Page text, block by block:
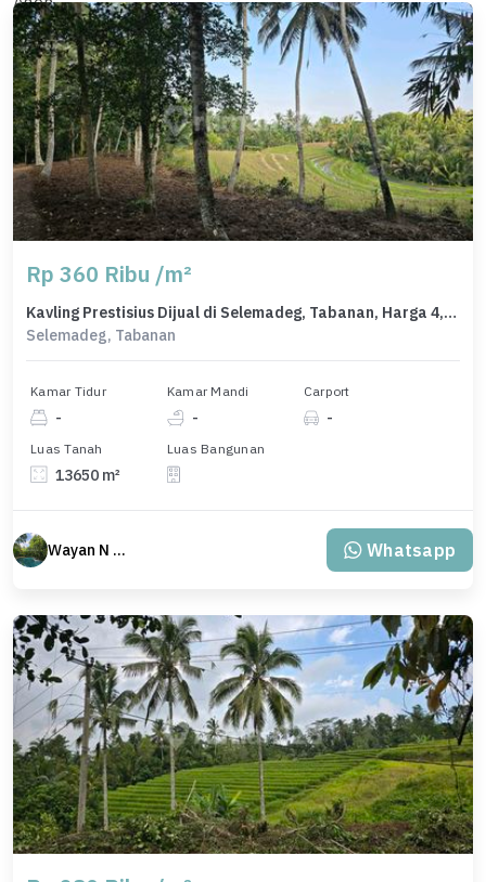
Rp 360 Ribu /m²
Kavling Prestisius Dijual di Selemadeg, Tabanan, Harga 4,91 Miliar
Selemadeg, Tabanan
Kamar Tidur
-
Kamar Mandi
-
Carport
-
Luas Tanah
13650 m²
Luas Bangunan
Wayan N Bali Whatsapp